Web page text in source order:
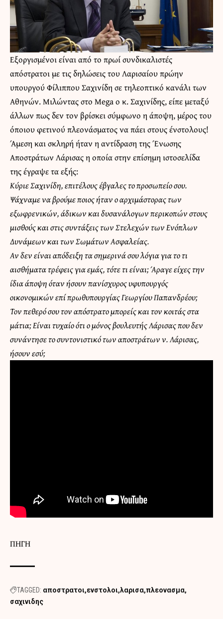
Εξοργισμένοι είναι από το πρωί συνδικαλιστές
απόστρατοι με τις δηλώσεις του Λαρισαίου πρώην
υπουργού Φίλιππου Σαχινίδη σε τηλεοπτικό κανάλι των
Αθηνών. Μιλώντας στο Mega ο κ. Σαχινίδης, είπε μεταξύ
άλλων πως δεν τον βρίσκει σύμφωνο η άποψη, μέρος του
όποιου φετινού πλεονάσματος να πάει στους ένστολους!
Άμεση και σκληρή ήταν η αντίδραση της Ένωσης
Αποστράτων Λάρισας η οποία στην επίσημη ιστοσελίδα
της έγραψε τα εξής:
Κύριε Σαχινίδη, επιτέλους έβγαλες το προσωπείο σου.
Ψάχναμε να βρούμε ποιος ήταν ο αρχιμάστορας των
εξωφρενικών, άδικων και δυσανάλογων περικοπών στους
μισθούς και στις συντάξεις των Στελεχών των Ενόπλων
Δυνάμεων και των Σωμάτων Ασφαλείας.
Αν δεν είναι απόδειξη τα σημερινά σου λόγια για το τι
αισθήματα τρέφεις για εμάς, τότε τι είναι; Άραγε είχες την
ίδια άποψη όταν ήσουν πανίσχυρος υφυπουργός
οικονομικών επί πρωθυπουργίας Γεωργίου Παπανδρέου;
Τον πεθερό σου τον απόστρατο μπορείς και τον κοιτάς στα
μάτια; Είναι τυχαίο ότι ο μόνος βουλευτής Λάρισας που δεν
συνάντησε το συντονιστικό των αποστράτων ν. Λάρισας,
ήσουν εσύ;
ΠΗΓΗ
TAGGED: αποστρατοι ενστολοι λαρισα πλεονασμα
σαχινιδης